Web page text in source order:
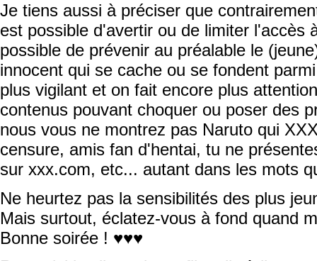
Je tiens aussi à préciser que
est possible d'avertir ou de limiter l'accès
possible de prévenir au préalable le
innocent qui se cache ou se fondent
plus vigilant et on fait encore plus
contenus pouvant choquer ou poser des
nous vous ne montrez pas Naruto qui
censure, amis fan d'hentai, tu ne
sur xxx.com, etc... autant dans les mots
Ne heurtez pas la sensibilités des plus
Mais surtout, éclatez-vous à fond quand
Bonne soirée ! ♥♥♥